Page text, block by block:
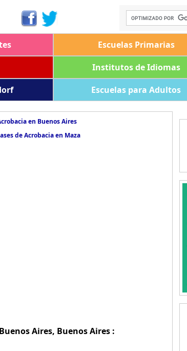
Escuelas Primarias
Institutos de Idiomas
Escuelas para Adultos
en Buenos Aires
de Acrobacia en Maza
Aires, Buenos Aires :